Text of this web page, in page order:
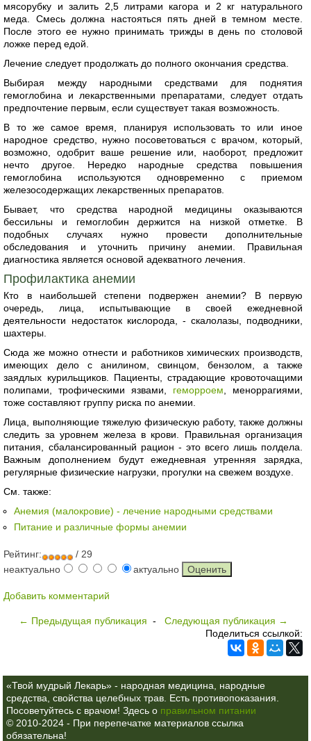
мясорубку и залить 2,5 литрами кагора и 2 кг натурального
меда. Смесь должна настояться пять дней в темном месте.
После этого ее нужно принимать трижды в день по столовой
ложке перед едой.
Лечение следует продолжать до полного окончания средства.
Выбирая между народными средствами для поднятия
гемоглобина и лекарственными препаратами, следует отдать
предпочтение первым, если существует такая возможность.
В то же самое время, планируя использовать то или иное
народное средство, нужно посоветоваться с врачом, который,
возможно, одобрит ваше решение или, наоборот, предложит
нечто другое. Нередко народные средства повышения
гемоглобина используются одновременно с приемом
железосодержащих лекарственных препаратов.
Бывает, что средства народной медицины оказываются
бессильны и гемоглобин держится на низкой отметке. В
подобных случаях нужно провести дополнительные
обследования и уточнить причину анемии. Правильная
диагностика является основой адекватного лечения.
Профилактика анемии
Кто в наибольшей степени подвержен анемии? В первую
очередь, лица, испытывающие в своей ежедневной
деятельности недостаток кислорода, - скалолазы, подводники,
шахтеры.
Сюда же можно отнести и работников химических производств,
имеющих дело с анилином, свинцом, бензолом, а также
заядлых курильщиков. Пациенты, страдающие кровоточащими
полипами, трофическими язвами, геморроем , меноррагиями,
тоже составляют группу риска по анемии.
Лица, выполняющие тяжелую физическую работу, также должны
следить за уровнем железа в крови. Правильная организация
питания, сбалансированный рацион - это всего лишь полдела.
Важным дополнением будут ежедневная утренняя зарядка,
регулярные физические нагрузки, прогулки на свежем воздухе.
См. также:
Анемия (малокровие) - лечение народными средствами
Питание и различные формы анемии
Рейтинг:
/ 29
неактуально
актуально
Добавить комментарий
← Предыдущая публикация - Следующая публикация →
Поделиться ссылкой:
«Твой мудрый Лекарь» - народная медицина, народные
средства, свойства целебных трав. Есть противопоказания.
Посоветуйтесь с врачом! Здесь о правильном питании
© 2010-2024 - При перепечатке материалов ссылка
обязательна!